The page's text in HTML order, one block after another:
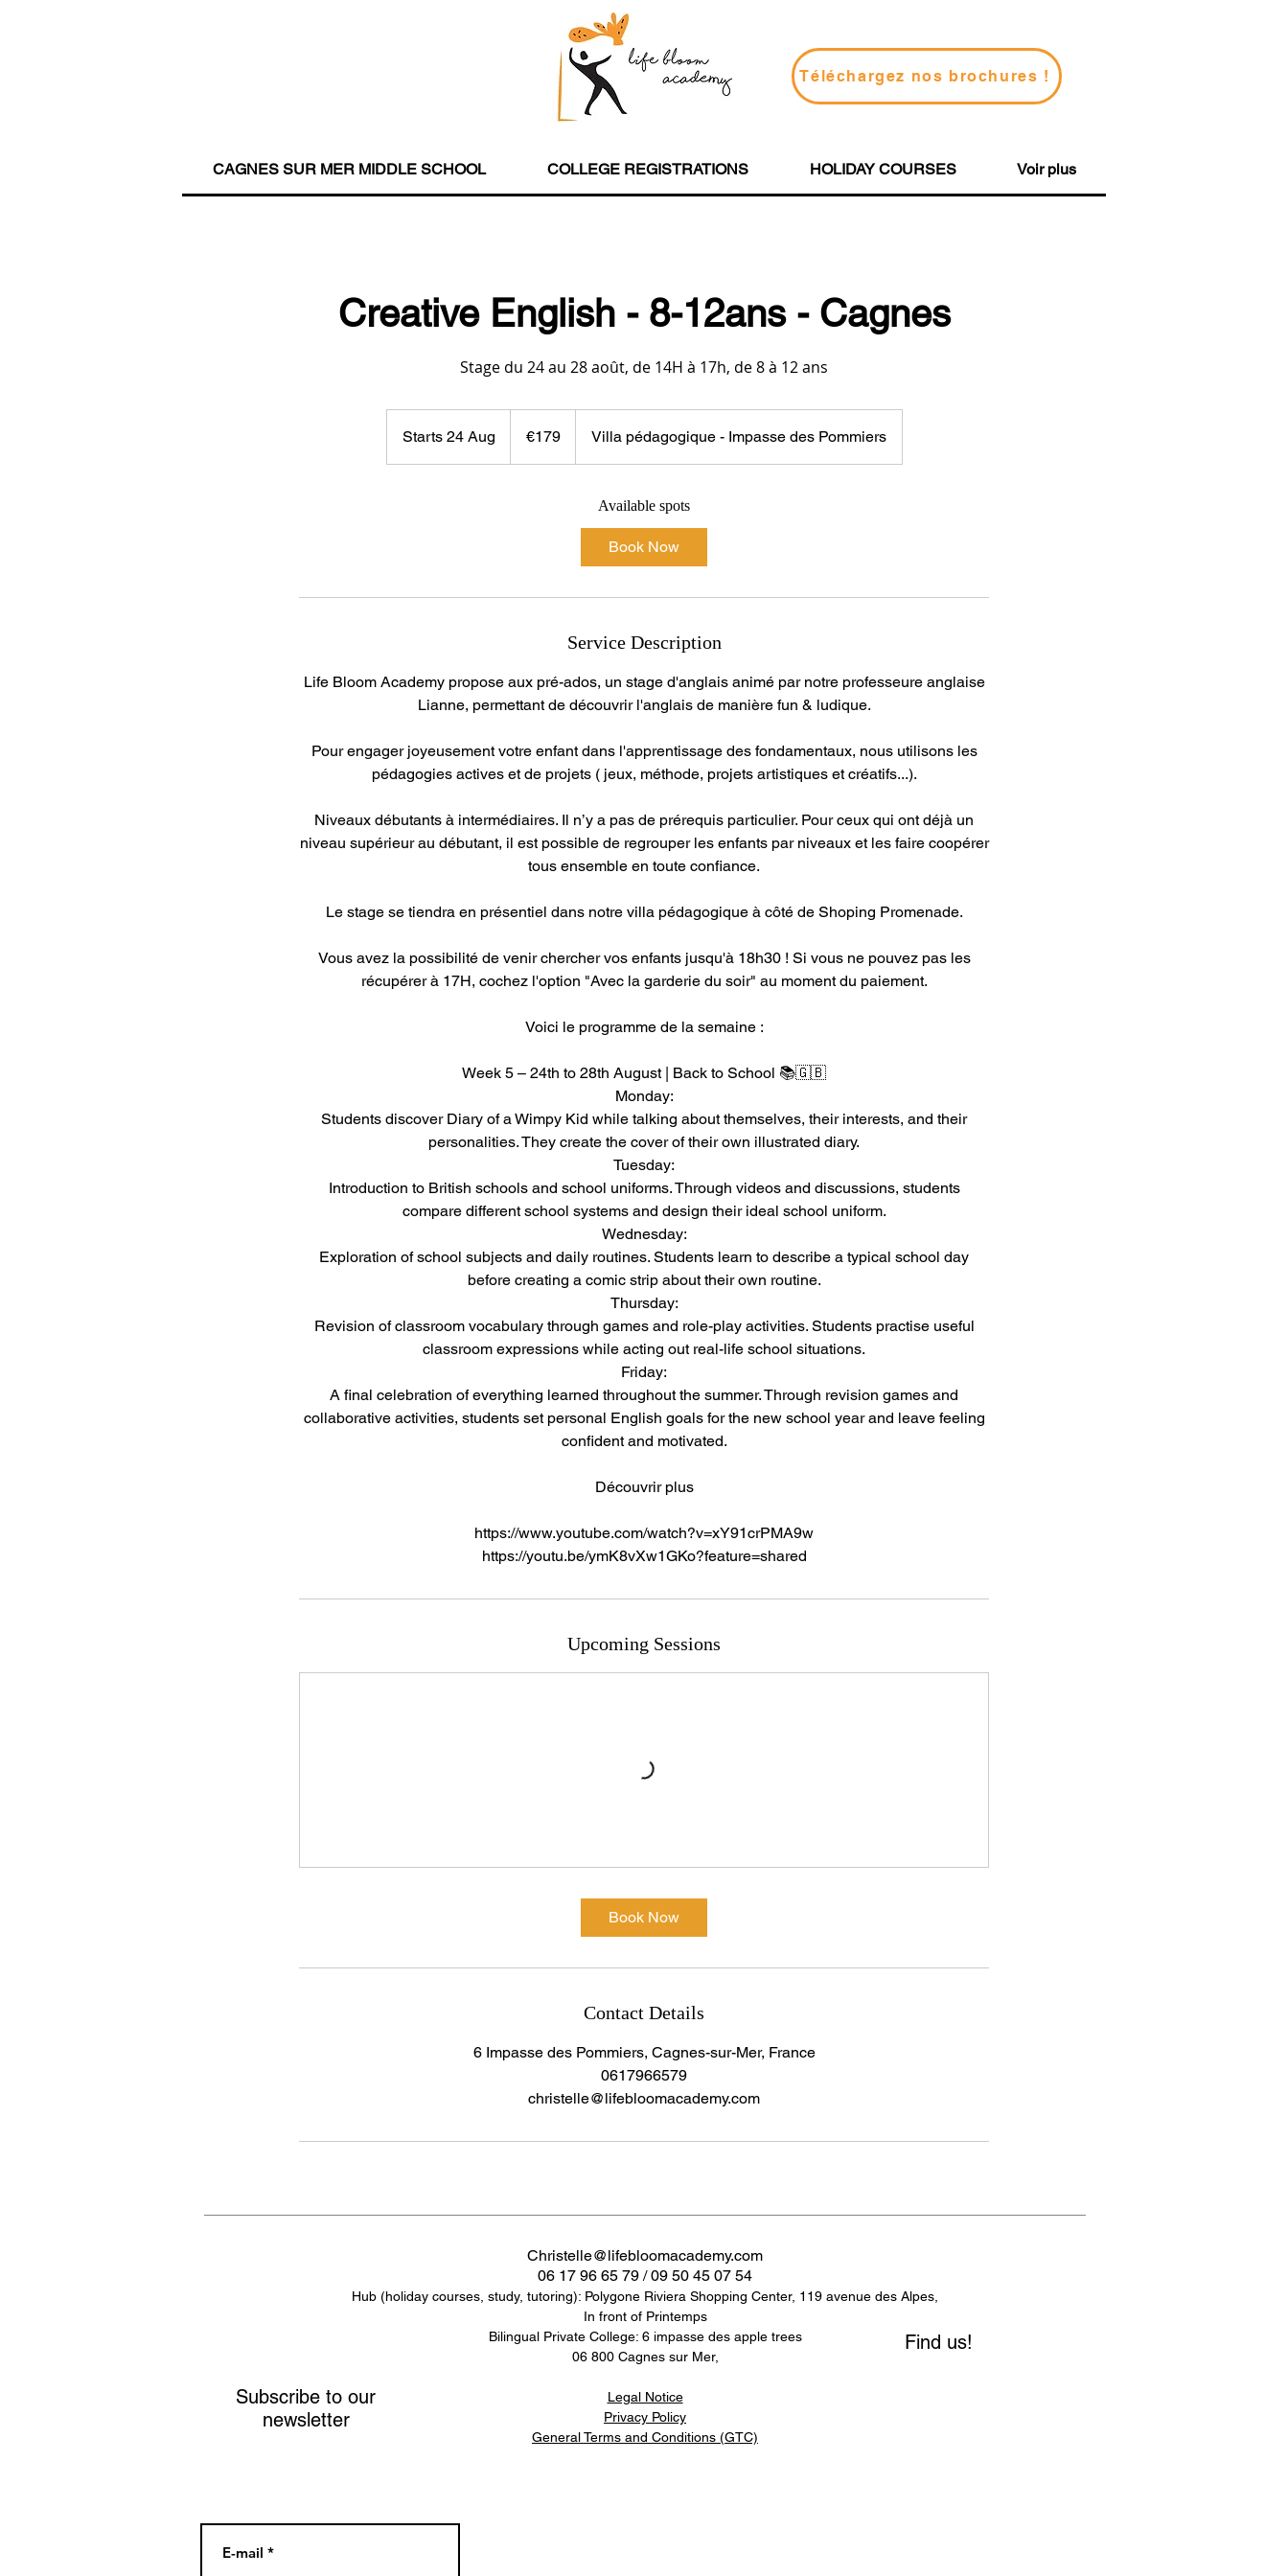
Téléchargez nos brochures !
CAGNES SUR MER MIDDLE SCHOOL COLLEGE REGISTRATIONS HOLIDAY COURSES Voir plus
Creative English - 8-12ans - Cagnes
Stage du 24 au 28 août, de 14H à 17h, de 8 à 12 ans
Starts 24 Aug
t
4
€179 Villa pédagogique - Impasse des Pommiers
Available spots
Book Now
Service Description
Life Bloom Academy propose aux pré-ados, un stage d'anglais animé par notre professeure anglaise
Lianne, permettant de découvrir l'anglais de manière fun & ludique.
Pour engager joyeusement votre enfant dans l'apprentissage des fondamentaux, nous utilisons les
pédagogies actives et de projets ( jeux, méthode, projets artistiques et créatifs...).
Niveaux débutants à intermédiaires. Il n’y a pas de prérequis particulier. Pour ceux qui ont déjà un
niveau supérieur au débutant, il est possible de regrouper les enfants par niveaux et les faire coopérer
tous ensemble en toute confiance.
Le stage se tiendra en présentiel dans notre villa pédagogique à côté de Shoping Promenade.
Vous avez la possibilité de venir chercher vos enfants jusqu'à 18h30 ! Si vous ne pouvez pas les
récupérer à 17H, cochez l'option "Avec la garderie du soir" au moment du paiement.
Voici le programme de la semaine :
Week 5 – 24th to 28th August | Back to School 📚🇬🇧
Monday:
Students discover Diary of a Wimpy Kid while talking about themselves, their interests, and their
personalities. They create the cover of their own illustrated diary.
Tuesday:
Introduction to British schools and school uniforms. Through videos and discussions, students
compare different school systems and design their ideal school uniform.
Wednesday:
Exploration of school subjects and daily routines. Students learn to describe a typical school day
before creating a comic strip about their own routine.
Thursday:
Revision of classroom vocabulary through games and role-play activities. Students practise useful
classroom expressions while acting out real-life school situations.
Friday:
A final celebration of everything learned throughout the summer. Through revision games and
collaborative activities, students set personal English goals for the new school year and leave feeling
confident and motivated.
Découvrir plus
https://www.youtube.com/watch?v=xY91crPMA9w
https://youtu.be/ymK8vXw1GKo?feature=shared
Upcoming Sessions
Book Now
Contact Details
6 Impasse des Pommiers, Cagnes-sur-Mer, France
0617966579
christelle@lifebloomacademy.com
Christelle@lifebloomacademy.com
06 17 96 65 79 / 09 50 45 07 54
Hub (holiday courses, study, tutoring): Polygone Riviera Shopping Center, 119 avenue des Alpes,
In front of Printemps
Bilingual Private College: 6 impasse des apple trees
06 800 Cagnes sur Mer,
Legal Notice
Privacy Policy
General Terms and Conditions (GTC)
Subscribe to our
newsletter
Find us!